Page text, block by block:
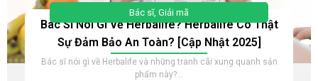
Bác sĩ, Giải mã
Bác Sĩ Nói Gì Về Herbalife? Herbalife Có Thật
Sự Đảm Bảo An Toàn? [Cập Nhật 2025]
Bác sĩ nói gì về Herbalife và những tranh cãi xung quanh sản
phẩm này?...